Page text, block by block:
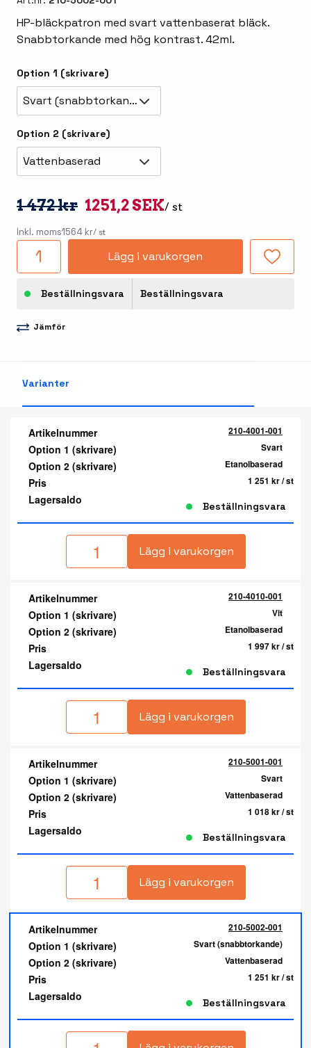
HP-bläckpatron med svart vattenbaserat bläck.
Snabbtorkande med hög kontrast. 42ml.
Option 1 (skrivare)
Svart (snabbtorkande)
Option 2 (skrivare)
Vattenbaserad
1 472 kr 1251,2 SEK/ st
Inkl. moms1564 kr/ st
Lägg i varukorgen
Beställningsvara Beställningsvara
Jämför
Varianter
Artikelnummer 210-4001-001
Option 1 (skrivare) Svart
Option 2 (skrivare) Etanolbaserad
Pris 1 251 kr/ st
Lagersaldo Beställningsvara
Lägg i varukorgen
Artikelnummer 210-4010-001
Option 1 (skrivare) Vit
Option 2 (skrivare) Etanolbaserad
Pris 1 997 kr/ st
Lagersaldo Beställningsvara
Lägg i varukorgen
Artikelnummer 210-5001-001
Option 1 (skrivare) Svart
Option 2 (skrivare) Vattenbaserad
Pris 1 018 kr/ st
Lagersaldo Beställningsvara
Lägg i varukorgen
Artikelnummer 210-5002-001
Option 1 (skrivare) Svart (snabbtorkande)
Option 2 (skrivare) Vattenbaserad
Pris 1 251 kr/ st
Lagersaldo Beställningsvara